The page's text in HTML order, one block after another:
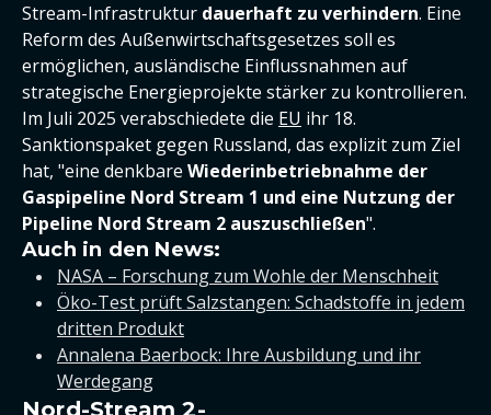
Stream-Infrastruktur dauerhaft zu verhindern. Eine
Reform des Außenwirtschaftsgesetzes soll es
ermöglichen, ausländische Einflussnahmen auf
strategische Energieprojekte stärker zu kontrollieren.
Im Juli 2025 verabschiedete die EU ihr 18.
Sanktionspaket gegen Russland, das explizit zum Ziel
hat, "eine denkbare Wiederinbetriebnahme der
Gaspipeline Nord Stream 1 und eine Nutzung der
Pipeline Nord Stream 2 auszuschließen".
Auch in den News:
NASA – Forschung zum Wohle der Menschheit
Öko-Test prüft Salzstangen: Schadstoffe in jedem
dritten Produkt
Annalena Baerbock: Ihre Ausbildung und ihr
Werdegang
Nord-Stream 2-